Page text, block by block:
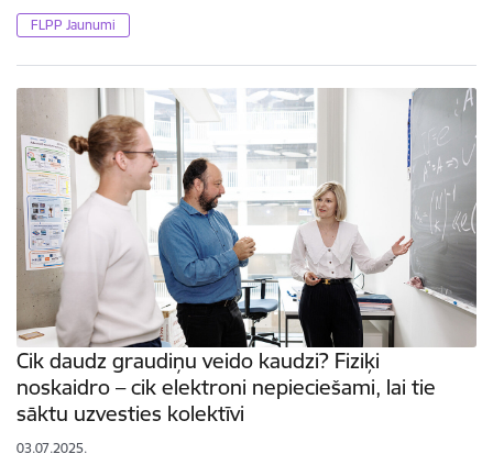
FLPP Jaunumi
Cik daudz graudiņu veido kaudzi? Fiziķi
noskaidro – cik elektroni nepieciešami, lai tie
sāktu uzvesties kolektīvi
03.07.2025.